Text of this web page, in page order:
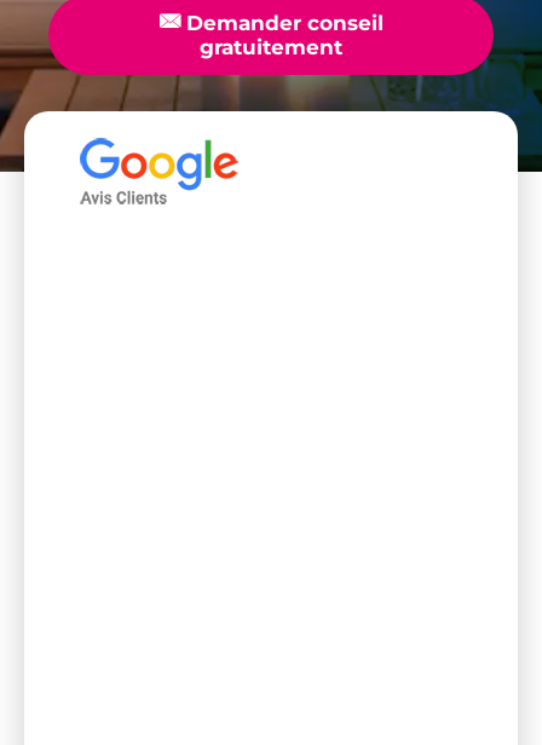
📧Demander conseil
gratuitement